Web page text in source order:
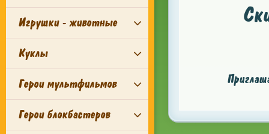
Игрушки - животные
Куклы
Герои мультфильмов
Герои блокбастеров